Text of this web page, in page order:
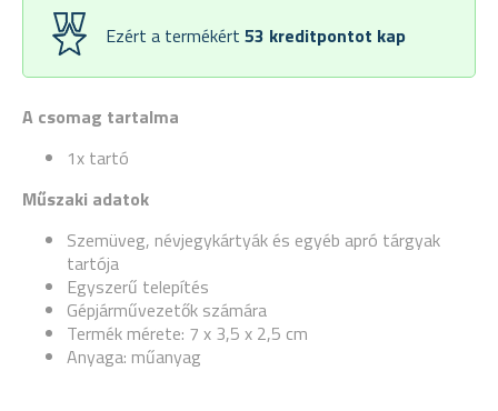
A csomag tartalma
1x tartó
Műszaki adatok
Szemüveg, névjegykártyák és egyéb apró tárgyak
tartója
Egyszerű telepítés
Gépjárművezetők számára
Termék mérete: 7 x 3,5 x 2,5 cm
Anyaga: műanyag
Ezért a termékért 53 kreditpontot kap